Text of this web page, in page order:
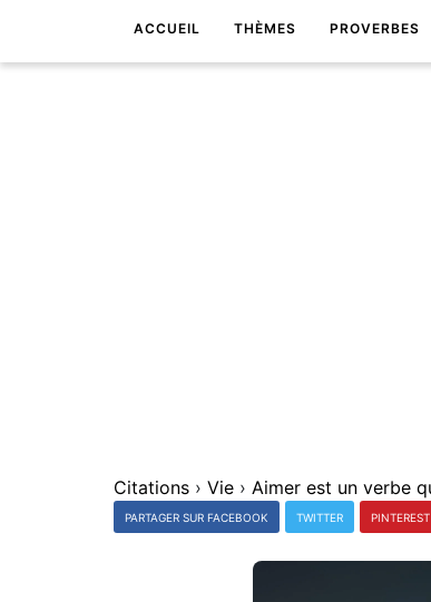
ACCUEIL THÈMES PROVERBES
Citations › Vie ›
PARTAGER SUR FACEBOOK TWITTER PINTEREST